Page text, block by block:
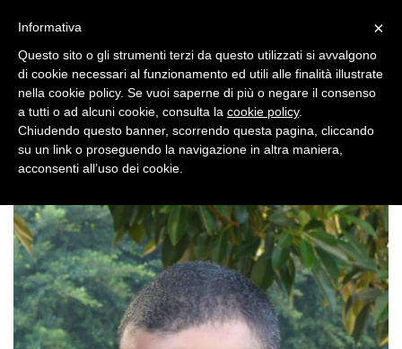
Toggle
Toggle
navigation
×
Informativa
Questo sito o gli strumenti terzi da questo utilizzati si avvalgono
di cookie necessari al funzionamento ed utili alle finalità illustrate
nella cookie policy. Se vuoi saperne di più o negare il consenso
a tutti o ad alcuni cookie, consulta la cookie policy.
Chiudendo questo banner, scorrendo questa pagina, cliccando
su un link o proseguendo la navigazione in altra maniera,
acconsenti all’uso dei cookie.